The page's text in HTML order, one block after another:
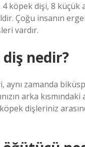
köpek dişi, 8 küçük
Çoğu insanın
vardır.
nedir?
aynı zamanda
arka
dişleriniz